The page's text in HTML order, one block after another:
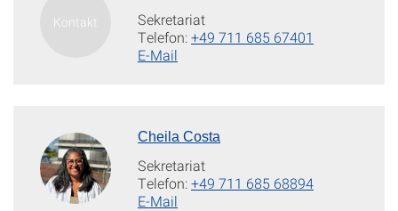
Sekretariat
Telefon:+49 711 685 67401
E-Mail
Cheila Costa
Sekretariat
Telefon:+49 711 685 68894
E-Mail